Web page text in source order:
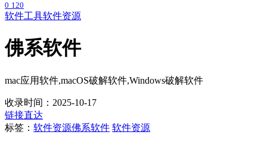
0 120
软件工具软件资源
佛系软件
mac应用软件,macOS破解软件,Windows破解软件
收录时间：2025-10-17
链接直达
标签： 软件资源佛系软件 软件资源